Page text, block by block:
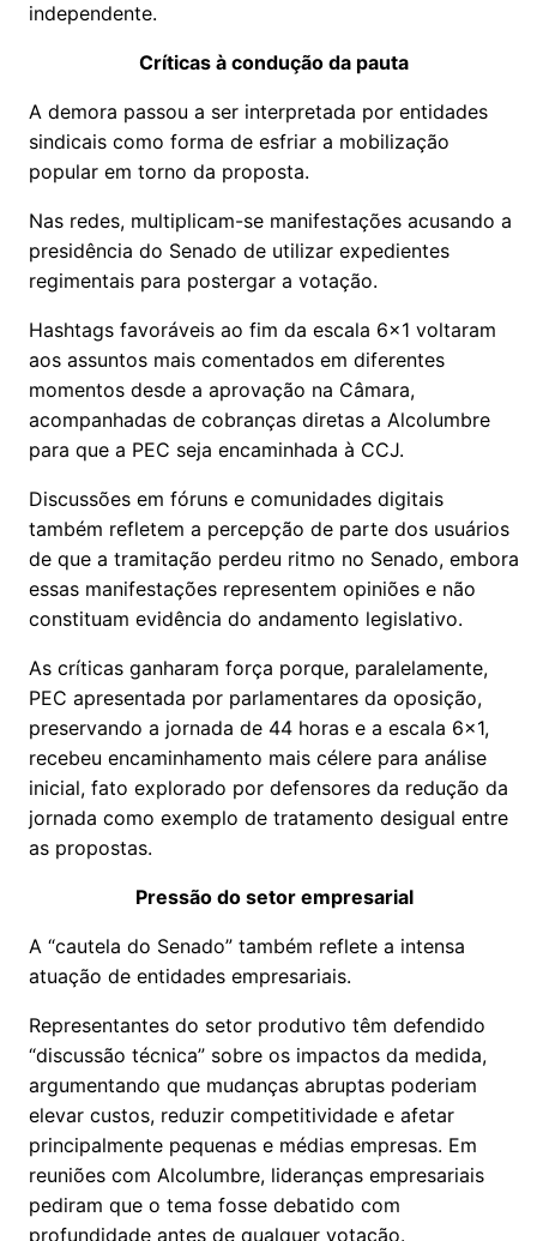
independente.
Críticas à condução da pauta
A demora passou a ser interpretada por entidades
sindicais como forma de esfriar a mobilização
popular em torno da proposta.
Nas redes, multiplicam-se manifestações acusando a
presidência do Senado de utilizar expedientes
regimentais para postergar a votação.
Hashtags favoráveis ao fim da escala 6x1 voltaram
aos assuntos mais comentados em diferentes
momentos desde a aprovação na Câmara,
acompanhadas de cobranças diretas a Alcolumbre
para que a PEC seja encaminhada à CCJ.
Discussões em fóruns e comunidades digitais
também refletem a percepção de parte dos usuários
de que a tramitação perdeu ritmo no Senado, embora
essas manifestações representem opiniões e não
constituam evidência do andamento legislativo.
As críticas ganharam força porque, paralelamente,
PEC apresentada por parlamentares da oposição,
preservando a jornada de 44 horas e a escala 6x1,
recebeu encaminhamento mais célere para análise
inicial, fato explorado por defensores da redução da
jornada como exemplo de tratamento desigual entre
as propostas.
Pressão do setor empresarial
A “cautela do Senado” também reflete a intensa
atuação de entidades empresariais.
Representantes do setor produtivo têm defendido
“discussão técnica” sobre os impactos da medida,
argumentando que mudanças abruptas poderiam
elevar custos, reduzir competitividade e afetar
principalmente pequenas e médias empresas. Em
reuniões com Alcolumbre, lideranças empresariais
pediram que o tema fosse debatido com
profundidade antes de qualquer votação.